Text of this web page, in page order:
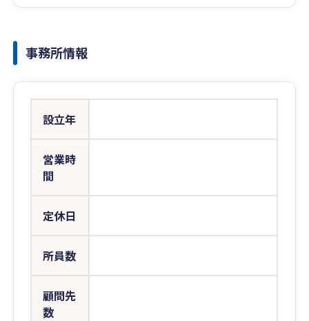
事務所情報
設立年
営業時
間
定休日
所員数
顧問先
数